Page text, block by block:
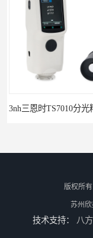
版权所
苏州
技术支持： 八